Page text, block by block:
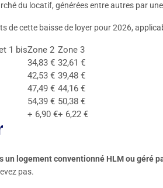
du locatif, générées entre autres par
cette baisse de loyer pour 2026,
1 bisZone 2 Zone 3
34,83 € 32,61 €
42,53 € 39,48 €
47,49 € 44,16 €
54,39 € 50,38 €
+ 6,90 €+ 6,22 €
un logement conventionné HLM ou géré
pas.